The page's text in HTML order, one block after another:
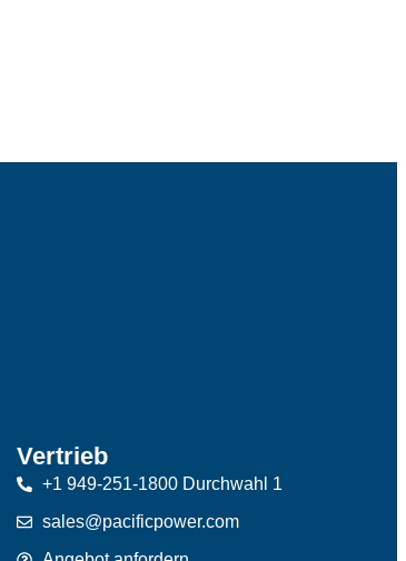
Vertrieb
+1 949-251-1800 Durchwahl 1
sales@pacificpower.com